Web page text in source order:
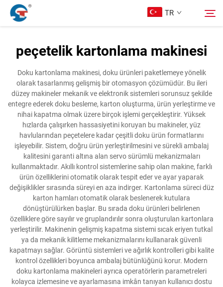
TR
Hakkımızda
Ürünler
Tasarım Örnekleri
Hizmet
Haberler
Bize Ulaşın
Arama
peçetelik kartonlama makinesi
Doku kartonlama makinesi, doku ürünleri paketlemeye yönelik
olarak tasarlanmış gelişmiş bir otomasyon çözümüdür. Bu ileri
düzey makineler mekanik ve elektronik sistemleri sorunsuz şekilde
entegre ederek doku besleme, karton oluşturma, ürün yerleştirme ve
nihai kapatma olmak üzere birçok işlemi gerçekleştirir. Yüksek
hızlarda çalışırken hassasiyetini koruyan bu makineler, yüz
havlularından peçetelere kadar çeşitli doku ürün formatlarını
işleyebilir. Sistem, doğru ürün yerleştirilmesini ve sürekli ambalaj
kalitesini garanti altına alan servo sürümlü mekanizmaları
kullanmaktadır. Akıllı kontrol sistemlerine sahip olan makine, farklı
ürün özelliklerini otomatik olarak tespit eder ve ayar yaparak
değişiklikler sırasında süreyi en aza indirger. Kartonlama süreci düz
karton hamları otomatik olarak beslenerek kutulara
dönüştürülürken başlar. Bu sırada doku ürünleri belirlenen
özelliklere göre sayılır ve gruplandırılır sonra oluşturulan kartonlara
yerleştirilir. Makinenin gelişmiş kapatma sistemi sıcak eriyen tutkal
ya da mekanik kilitleme mekanizmalarını kullanarak güvenli
kapatmayı sağlar. Görüntü sistemleri ve ağırlık kontrolleri gibi kalite
kontrol özellikleri boyunca ambalaj bütünlüğünü korur. Modern
doku kartonlama makineleri ayrıca operatörlerin parametreleri
kolayca izlemesine ve ayarlamasına imkân tanıyan kullanıcı dostu